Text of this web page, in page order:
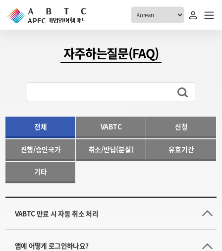
ABTC 전체메뉴
발급 자격요건
신규발급 안내
재발급 안내
취소/반납 안내
취소
고객센터
공지사항
자주하는질문(FAQ)
전체 VABTC 신청
진행/승인국가 취소/반납(분실) 유효기간
기타
VABTC 만료 시 자동 취소 처리
앱에 어떻게 로그인하나요?